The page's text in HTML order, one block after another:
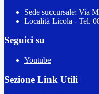
Sede succursale: Via
Località Licola - Tel.
Seguici su
Youtube
Sezione Link Utili